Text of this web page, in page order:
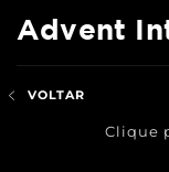
Advent
VOLTAR
Clique